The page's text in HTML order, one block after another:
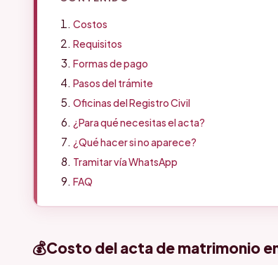
Costos
Requisitos
Formas de pago
Pasos del trámite
Oficinas del Registro Civil
¿Para qué necesitas el acta?
¿Qué hacer si no aparece?
Tramitar vía WhatsApp
FAQ
💰Costo del acta de matrimonio